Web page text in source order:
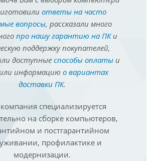
ответы на часто
вопросы, рассказали много
про нашу гарантию на ПКи
поддержку покупателей,
доступныеспособы оплатыи
информацию о вариантах
доставки ПК.
специализируется
на сборке компьютеров,
и постгарантийном
профилактике и
модернизации.